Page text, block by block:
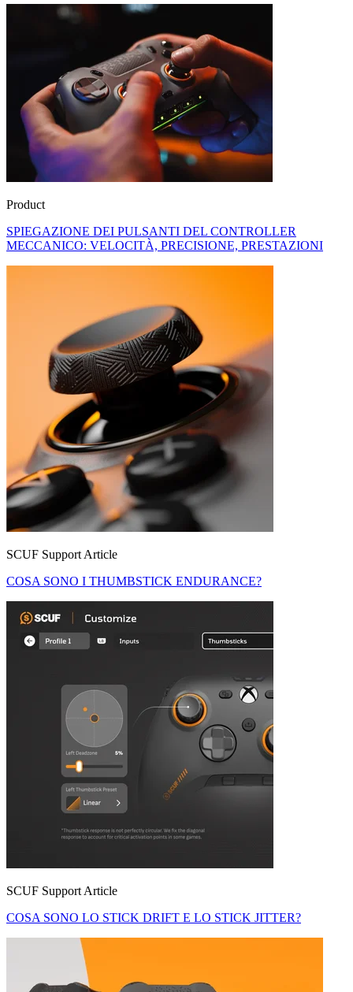
Product
SPIEGAZIONE DEI PULSANTI DEL CONTROLLER
MECCANICO: VELOCITÀ, PRECISIONE, PRESTAZIONI
SCUF Support Article
COSA SONO I THUMBSTICK ENDURANCE?
SCUF Support Article
COSA SONO LO STICK DRIFT E LO STICK JITTER?